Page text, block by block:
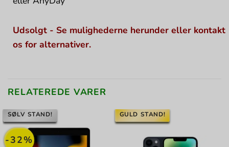
Udsolgt - Se mulighederne herunder eller kontakt
os for alternativer.
RELATEREDE VARER
-32%
SØLV STAND! GULD STAND!